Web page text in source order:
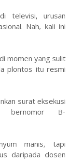
televisi, urusan
Nah, kali ini
momen yang sulit
plontos itu resmi
surat eksekusi
bernomor B-
manis, tapi
daripada dosen